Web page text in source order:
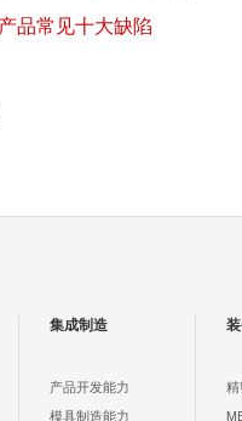
品常见十大缺陷
集成制造
产品开发能力
模具制造能力